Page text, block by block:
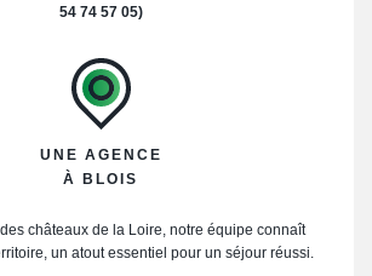
54 74 57 05)
UNE AGENCE
À BLOIS
châteaux de la Loire, notre équipe connaît
un atout essentiel pour un séjour réussi.